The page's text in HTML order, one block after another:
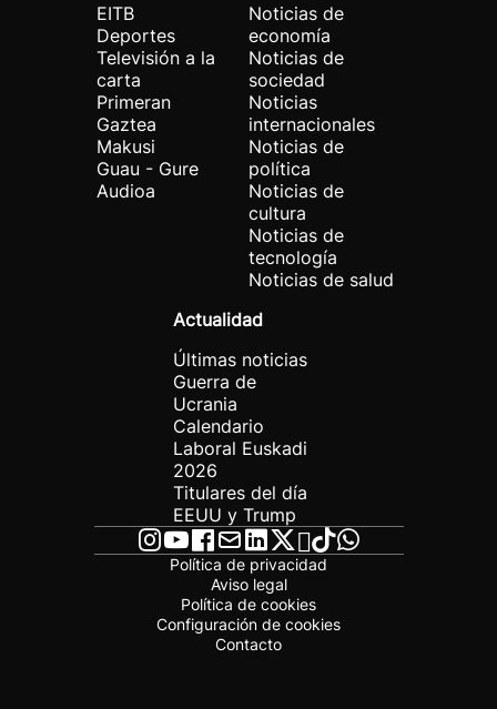
EITB
Deportes
Televisión a la
carta
Primeran
Gaztea
Makusi
Guau - Gure
Audioa
Noticias de
economía
Noticias de
sociedad
Noticias
internacionales
Noticias de
política
Noticias de
cultura
Noticias de
tecnología
Noticias de salud
Actualidad
Últimas noticias
Guerra de
Ucrania
Calendario
Laboral Euskadi
2026
Titulares del día
EEUU y Trump
Política de privacidad
Aviso legal
Política de cookies
Configuración de cookies
Contacto